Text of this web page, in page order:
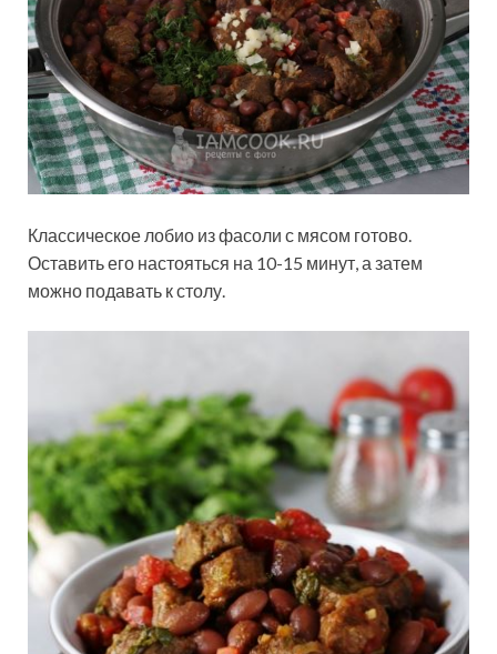
Классическое лобио из фасоли с мясом готово.
Оставить его настояться на 10-15 минут, а затем
можно подавать к столу.